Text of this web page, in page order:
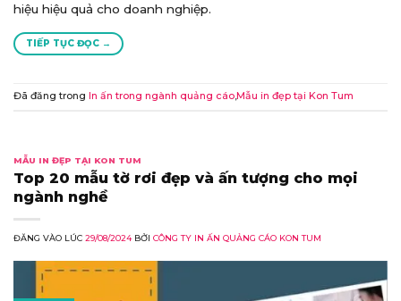
hiệu hiệu quả cho doanh nghiệp.
TIẾP TỤC ĐỌC →
Đã đăng trong In ấn trong ngành quảng cáo,Mẫu in đẹp tại Kon Tum
MẪU IN ĐẸP TẠI KON TUM
Top 20 mẫu tờ rơi đẹp và ấn tượng cho mọi
ngành nghề
ĐĂNG VÀO LÚC 29/08/2024BỞI CÔNG TY IN ẤN QUẢNG CÁO KON TUM